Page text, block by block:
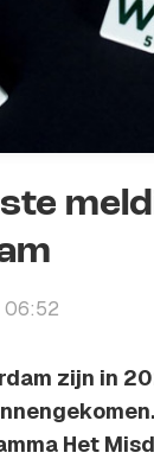
06:52
zijn in
Het